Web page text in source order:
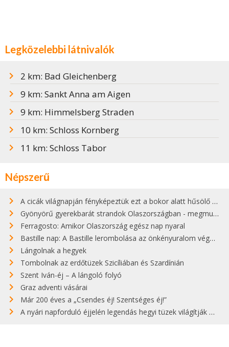
Legközelebbi látnivalók
2 km: Bad Gleichenberg
9 km: Sankt Anna am Aigen
9 km: Himmelsberg Straden
10 km: Schloss Kornberg
11 km: Schloss Tabor
Népszerű
A cicák világnapján fényképeztük ezt a bokor alatt hűsölő cicát Kisorosziban
Gyönyörű gyerekbarát strandok Olaszországban - megmutatjuk a 15 legjobbat
Ferragosto: Amikor Olaszország egész nap nyaral
Bastille nap: A Bastille lerombolása az önkényuralom végét jelentette
Lángolnak a hegyek
Tombolnak az erdőtüzek Szicíliában és Szardínián
Szent Iván-éj – A lángoló folyó
Graz adventi vásárai
Már 200 éves a „Csendes éj! Szentséges éj!”
A nyári napforduló éjjelén legendás hegyi tüzek világítják meg Zugspitzét